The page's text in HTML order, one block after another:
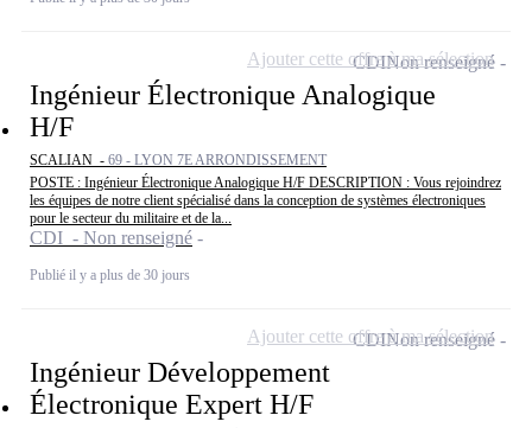
Ingénieur Électronique Analogique
H/F
SCALIAN - 69 - LYON 7E ARRONDISSEMENT
POSTE : Ingénieur Électronique Analogique H/F DESCRIPTION : Vous rejoindrez
les équipes de notre client spécialisé dans la conception de systèmes électroniques
pour le secteur du militaire et de la...
CDI - Non renseigné
Publié il y a plus de 30 jours
CDINon renseigné
Ajouter cette offre à ma sélection
Ingénieur Développement
Électronique Expert H/F
CDINon renseigné
Ajouter cette offre à ma sélection